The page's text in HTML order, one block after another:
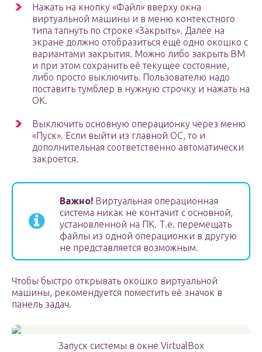
Нажать на кнопку «Файл» вверху окна
виртуальной машины и в меню контекстного
типа тапнуть по строке «Закрыть». Далее на
экране должно отобразиться ещё одно окошко с
вариантами закрытия. Можно либо закрыть ВМ
и при этом сохранить её текущее состояние,
либо просто выключить. Пользователю надо
поставить тумблер в нужную строчку и нажать на
ОК.
Выключить основную операционку через меню
«Пуск». Если выйти из главной ОС, то и
дополнительная соответственно автоматически
закроется.
Важно! Виртуальная операционная
система никак не контачит с основной,
установленной на ПК. Т.е. перемещать
файлы из одной операционки в другую
не представляется возможным.
Чтобы быстро открывать окошко виртуальной
машины, рекомендуется поместить её значок в
панель задач.
Запуск системы в окне VirtualBox